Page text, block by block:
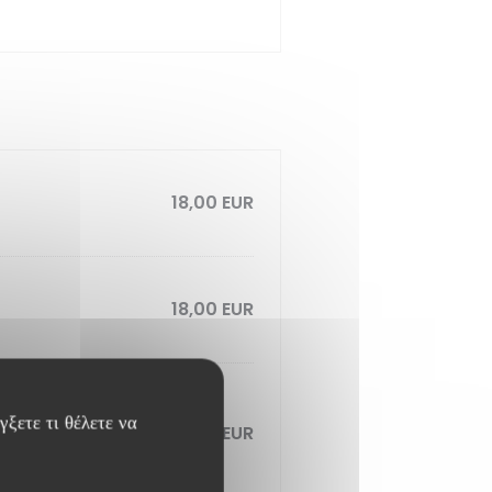
τι θέλετε να
18,00 EUR
18,00 EUR
20,00 EUR